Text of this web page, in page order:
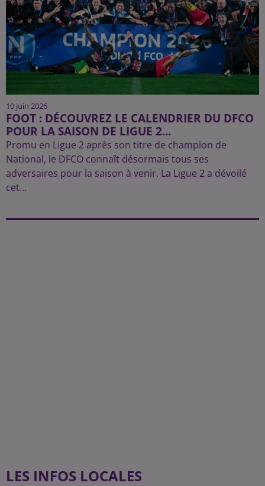
10 juin 2026
FOOT : DÉCOUVREZ LE CALENDRIER DU DFCO
POUR LA SAISON DE LIGUE 2...
Promu en Ligue 2 après son titre de champion de
National, le DFCO connaît désormais tous ses
adversaires pour la saison à venir. La Ligue 2 a dévoilé
cet...
LES INFOS LOCALES